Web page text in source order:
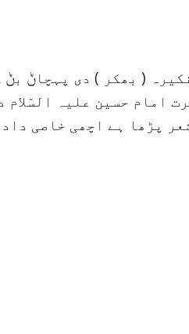
( بھکر ) دی پہچاݨ بݨ
امام حسین علیہ السّلام
پڑھا ہے اچھی خاصی